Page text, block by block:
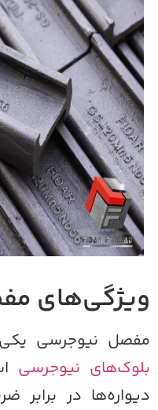
نیوجرسی یکی
نیوجرسی
در برابر